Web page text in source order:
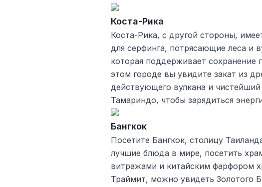
Коста-Рика
Коста-Рика, с другой стороны,
для серфинга, потрясающие леса и
которая поддерживает
этом городе вы увидите закат из
действующего вулкана и
Тамариндо, чтобы зарядиться
Бангкок
Посетите Бангкок, столицу
лучшие блюда в мире, посетить
витражами и китайским фарфором
Траймит, можно увидеть Золотого